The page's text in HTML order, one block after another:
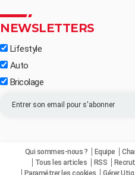
NEWSLETTERS
Lifestyle
Auto
Bricolage
Qui sommes-nous ? Equipe
Tous les articles
RSS
Paramétrer les cookies
Gérer Utiq